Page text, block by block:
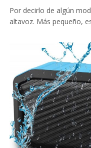
Por decirlo de algún
altavoz. Más pequeño,